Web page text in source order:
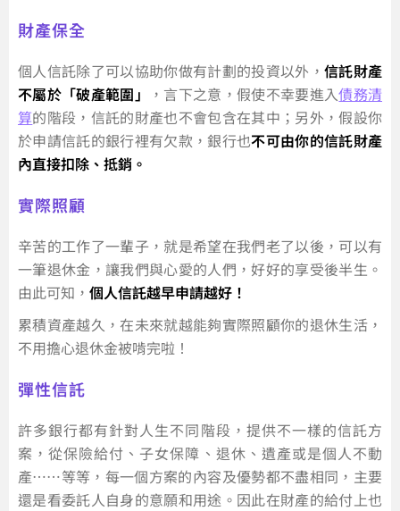
財產保全
個人信託除了可以協助你做有計劃的投資以外， 信託財產
不屬於「破產範圍」
，言下之意，假使不幸要進入債務清
算的階段，信託的財產也不會包含在其中；另外，假設你
於申請信託的銀行裡有欠款，銀行也不可由你的信託財產
內直接扣除、抵銷。
實際照顧
辛苦的工作了一輩子，就是希望在我們老了以後，可以有
一筆退休金，讓我們與心愛的人們，好好的享受後半生。
由此可知， 個人信託越早申請越好！
累積資產越久，在未來就越能夠實際照顧你的退休生活，
不用擔心退休金被啃完啦！
彈性信託
許多銀行都有針對人生不同階段，提供不一樣的信託方
案，從保險給付、子女保障、退休、遺產或是個人不動
產……等等，每一個方案的內容及優勢都不盡相同，主要
還是看委託人自身的意願和用途。因此在財產的給付上也